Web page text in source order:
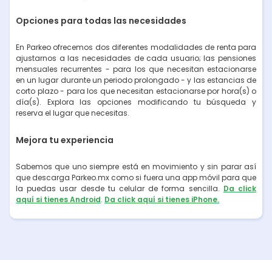
Opciones para todas las necesidades
En Parkeo ofrecemos dos diferentes modalidades de renta para
ajustarnos a las necesidades de cada usuario; las pensiones
mensuales recurrentes - para los que necesitan estacionarse
en un lugar durante un periodo prolongado - y las estancias de
corto plazo - para los que necesitan estacionarse por hora(s) o
día(s). Explora las opciones modificando tu búsqueda y
reserva el lugar que necesitas.
Mejora tu experiencia
Sabemos que uno siempre está en movimiento y sin parar así
que descarga Parkeo.mx como si fuera una app móvil para que
la puedas usar desde tu celular de forma sencilla. Da click
aquí si tienes Android. Da click aquí si tienes iPhone.